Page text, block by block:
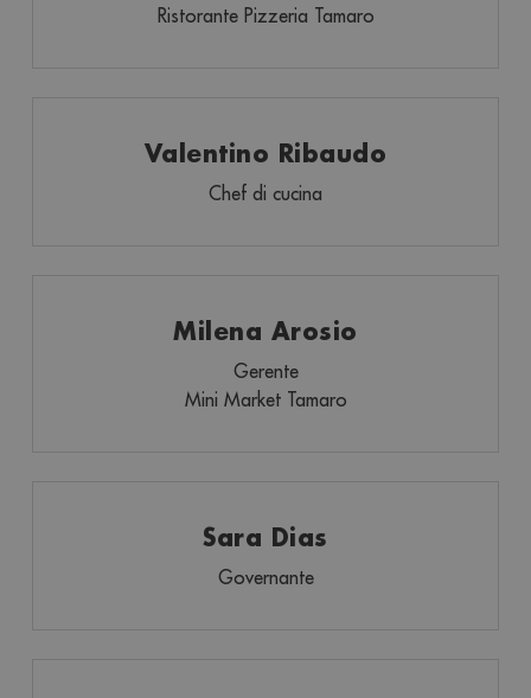
Ristorante Pizzeria Tamaro
Valentino Ribaudo
Chef di cucina
Milena Arosio
Gerente
Mini Market Tamaro
Sara Dias
Governante